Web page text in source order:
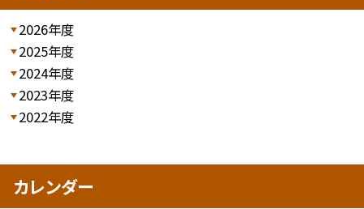
2026年度
2025年度
2024年度
2023年度
2022年度
カレンダー